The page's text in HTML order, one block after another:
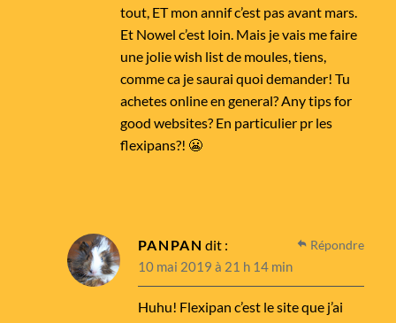
tout, ET mon annif c’est pas avant mars.
Et Nowel c’est loin. Mais je vais me faire
une jolie wish list de moules, tiens,
comme ca je saurai quoi demander! Tu
achetes online en general? Any tips for
good websites? En particulier pr les
flexipans?! 😬
PANPAN dit :
10 mai 2019 à 21 h 14 min
Huhu! Flexipan c’est le site que j’ai
Répondre